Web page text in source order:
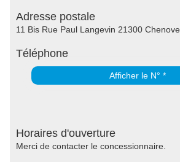
Adresse postale
11 Bis Rue Paul Langevin 21300 Chenove
Téléphone
Afficher le N° *
Horaires d'ouverture
Merci de contacter le concessionnaire.